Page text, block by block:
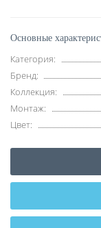
Основные
Категория:
Бренд:
Коллекция:
Монтаж:
Цвет: